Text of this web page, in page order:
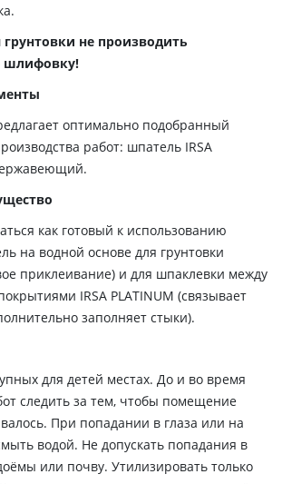
грунтовки не производить
шлифовку!
оптимально подобранный
работ: шпатель IRSA
как готовый к использованию
на водной основе для грунтовки
приклеивание) и для шпаклевки между
IRSA PLATINUM (связывает
заполняет стыки).
для детей местах. До и во время
следить за тем, чтобы помещение
При попадании в глаза или на
водой. Не допускать попадания в
или почву. Утилизировать только